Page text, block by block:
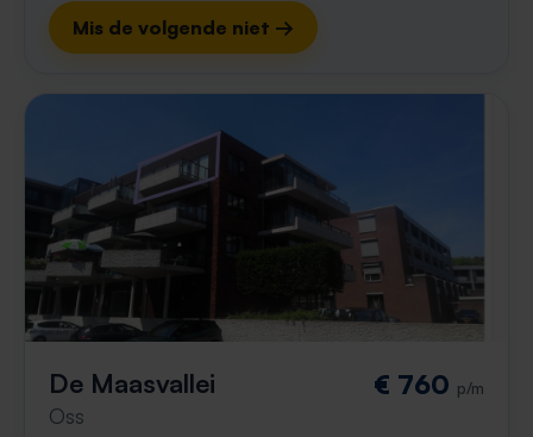
Mis de volgende niet →
De Maasvallei
Oss
€ 760 p/m